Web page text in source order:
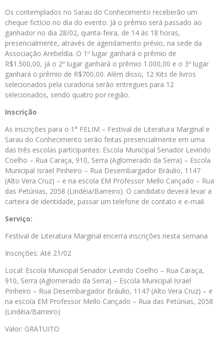
Os contemplados no Sarau do Conhecimento receberão um
cheque fictício no dia do evento. Já o prêmio será passado ao
ganhador no dia 28/02, quinta-feira, de 14 às 18 horas,
presencialmente, através de agendamento prévio, na sede da
Associação Arebeldia. O 1º lugar ganhará o prêmio de
R$1.500,00, já o 2º lugar ganhará o prêmio 1.000,00 e o 3º lugar
ganhará o prêmio de R$700,00. Além disso, 12 Kits de livros
selecionados pela curadoria serão entregues para 12
selecionados, sendo quatro por região.
Inscrição
As inscrições para o 1° FELIM – Festival de Literatura Marginal e
Sarau do Conhecimento serão feitas presencialmente em uma
das três escolas participantes: Escola Municipal Senador Levindo
Coelho – Rua Caraça, 910, Serra (Aglomerado da Serra) – Escola
Municipal Israel Pinheiro – Rua Desembargador Bráulio, 1147
(Alto Vera Cruz) – e na escola EM Professor Mello Cançado – Rua
das Petúnias, 2058 (Lindéia/Barreiro). O candidato deverá levar a
carteira de identidade, passar um telefone de contato e e-mail.
Serviço:
Festival de Literatura Marginal encerra inscrições nesta semana
Inscrições: Até 21/02
Local: Escola Municipal Senador Levindo Coelho – Rua Caraça,
910, Serra (Aglomerado da Serra) – Escola Municipal Israel
Pinheiro – Rua Desembargador Bráulio, 1147 (Alto Vera Cruz) – e
na escola EM Professor Mello Cançado – Rua das Petúnias, 2058
(Lindéia/Barreiro)
Valor: GRATUITO